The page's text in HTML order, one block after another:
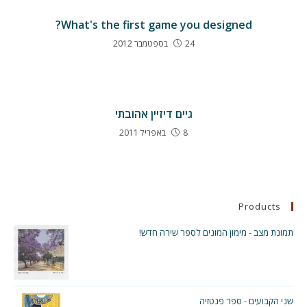
What's the first game you designed?
24 בספטמבר 2012
גיים דיזיין אהובתי
8 באפריל 2011
Products
תמונת מצב - מימון המונים לספר שירה חדש!
שני הקבועים - ספר פנטזיה